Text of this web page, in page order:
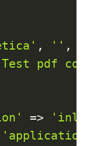
, '' ,
pdf
=>